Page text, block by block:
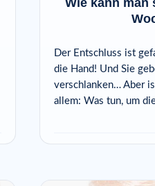
Der Entschluss ist
die Hand! Und Sie
verschlanken… Aber
allem: Was tun, um